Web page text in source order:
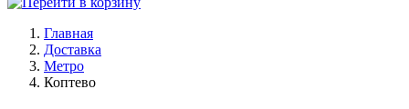
Главная
Доставка
Метро
Коптево